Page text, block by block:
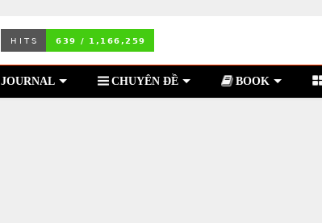
JOURNAL CHUYÊN ĐỀ BOOK